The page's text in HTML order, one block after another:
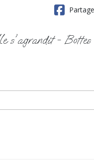
s'agrandit -